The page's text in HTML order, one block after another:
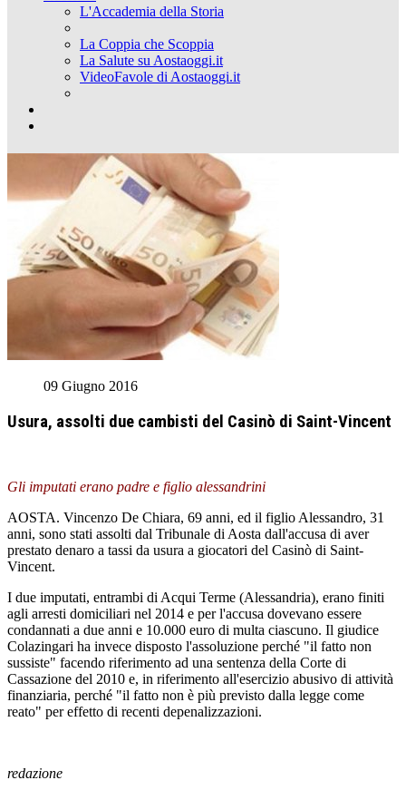
L'Accademia della Storia
La Coppia che Scoppia
La Salute su Aostaoggi.it
VideoFavole di Aostaoggi.it
09 Giugno 2016
Usura, assolti due cambisti del Casinò di Saint-Vincent
Gli imputati erano padre e figlio alessandrini
AOSTA. Vincenzo De Chiara, 69 anni, ed il figlio Alessandro, 31
anni, sono stati assolti dal Tribunale di Aosta dall'accusa di aver
prestato denaro a tassi da usura a giocatori del Casinò di Saint-
Vincent.
I due imputati, entrambi di Acqui Terme (Alessandria), erano finiti
agli arresti domiciliari nel 2014 e per l'accusa dovevano essere
condannati a due anni e 10.000 euro di multa ciascuno. Il giudice
Colazingari ha invece disposto l'assoluzione perché "il fatto non
sussiste" facendo riferimento ad una sentenza della Corte di
Cassazione del 2010 e, in riferimento all'esercizio abusivo di attività
finanziaria, perché "il fatto non è più previsto dalla legge come
reato" per effetto di recenti depenalizzazioni.
redazione